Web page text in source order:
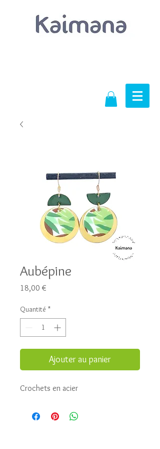
Aubépine
18,00 €
Quantité *
Ajouter au panier
Crochets en acier